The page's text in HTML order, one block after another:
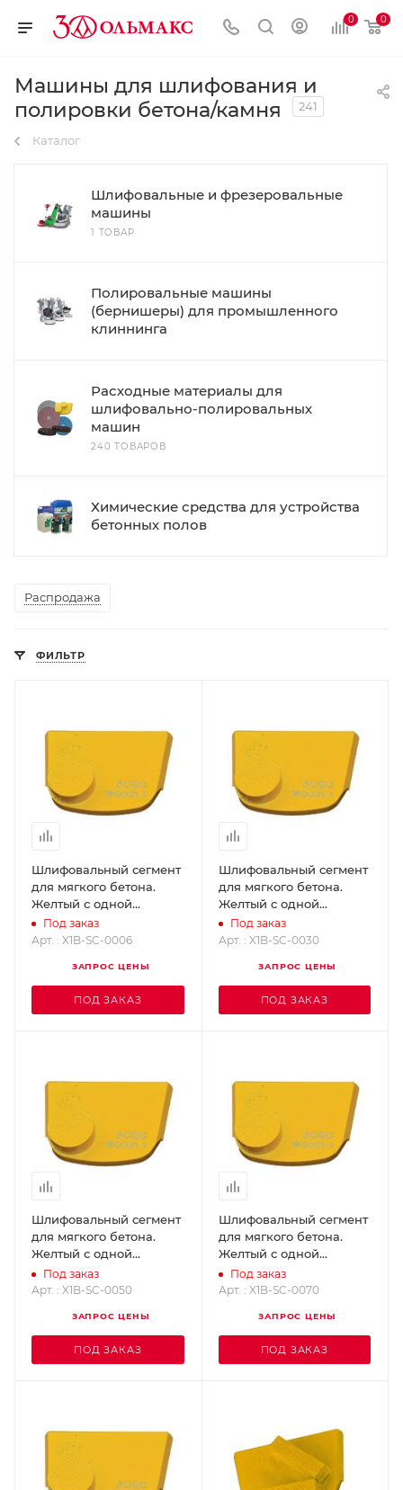
0 0
Машины для шлифования и
полировки бетона/камня
241
Каталог
Шлифовальные и фрезеровальные
машины
1 ТОВАР
Полировальные машины
(бернишеры) для промышленного
клиннинга
Расходные материалы для
шлифовально-полировальных
машин
240 ТОВАРОВ
Химические средства для устройства
бетонных полов
Распродажа
ФИЛЬТР
Шлифовальный сегмент
для мягкого бетона.
Желтый с одной
кнопкой - Grit 6
SUPERABRASIVE X1B-SC-
Под заказ
Арт. : X1B-SC-0006
ЗАПРОС ЦЕНЫ
ПОД ЗАКАЗ
Шлифовальный сегмент
для мягкого бетона.
Желтый с одной
кнопкой - Grit 30
SUPERABRASIVE X1B-SC-
Под заказ
Арт. : X1B-SC-0030
ЗАПРОС ЦЕНЫ
ПОД ЗАКАЗ
Шлифовальный сегмент
для мягкого бетона.
Желтый с одной
кнопкой - Grit 50
SUPERABRASIVE X1B-SC-
Под заказ
Арт. : X1B-SC-0050
ЗАПРОС ЦЕНЫ
ПОД ЗАКАЗ
Шлифовальный сегмент
для мягкого бетона.
Желтый с одной
кнопкой - Grit 70
SUPERABRASIVE X1B-SC-
Под заказ
Арт. : X1B-SC-0070
ЗАПРОС ЦЕНЫ
ПОД ЗАКАЗ